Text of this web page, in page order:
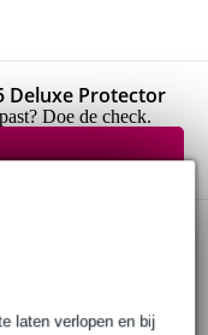
laten verlopen en bij
Deluxe Protector
Doe de check.
Case